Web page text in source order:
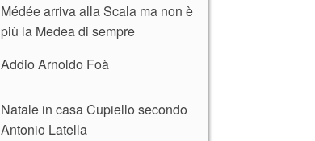
Médée arriva alla Scala ma non è
più la Medea di sempre
Addio Arnoldo Foà
Natale in casa Cupiello secondo
Antonio Latella